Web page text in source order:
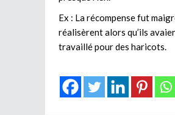
Ex : La récompense fut
réalisèrent alors qu’ils
travaillé pour des haricots.